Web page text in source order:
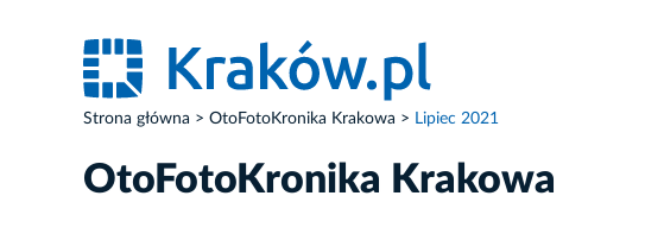
Strona główna OtoFotoKronika Krakowa Lipiec 2021
OtoFotoKronika Krakowa